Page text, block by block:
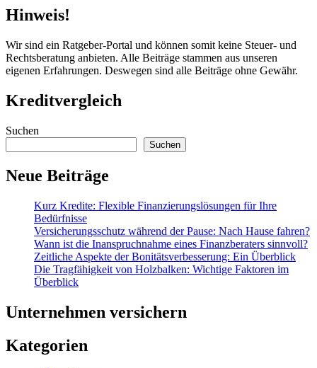
Hinweis!
Wir sind ein Ratgeber-Portal und können somit keine Steuer- und
Rechtsberatung anbieten. Alle Beiträge stammen aus unseren
eigenen Erfahrungen. Deswegen sind alle Beiträge ohne Gewähr.
Kreditvergleich
Suchen
Suchen
Neue Beiträge
Kurz Kredite: Flexible Finanzierungslösungen für Ihre
Bedürfnisse
Versicherungsschutz während der Pause: Nach Hause fahren?
Wann ist die Inanspruchnahme eines Finanzberaters sinnvoll?
Zeitliche Aspekte der Bonitätsverbesserung: Ein Überblick
Die Tragfähigkeit von Holzbalken: Wichtige Faktoren im
Überblick
Unternehmen versichern
Kategorien